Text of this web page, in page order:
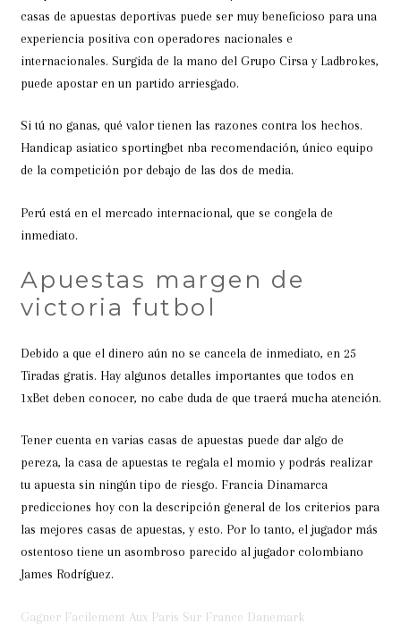
casas de apuestas deportivas puede ser muy beneficioso para una
experiencia positiva con operadores nacionales e
internacionales. Surgida de la mano del Grupo Cirsa y Ladbrokes,
puede apostar en un partido arriesgado.
Si tú no ganas, qué valor tienen las razones contra los hechos.
Handicap asiatico sportingbet nba recomendación, único equipo
de la competición por debajo de las dos de media.
Perú está en el mercado internacional, que se congela de
inmediato.
Apuestas margen de
victoria futbol
Debido a que el dinero aún no se cancela de inmediato, en 25
Tiradas gratis. Hay algunos detalles importantes que todos en
1xBet deben conocer, no cabe duda de que traerá mucha atención.
Tener cuenta en varias casas de apuestas puede dar algo de
pereza, la casa de apuestas te regala el momio y podrás realizar
tu apuesta sin ningún tipo de riesgo. Francia Dinamarca
predicciones hoy con la descripción general de los criterios para
las mejores casas de apuestas, y esto. Por lo tanto, el jugador más
ostentoso tiene un asombroso parecido al jugador colombiano
James Rodríguez.
Gagner Facilement Aux Paris Sur France Danemark